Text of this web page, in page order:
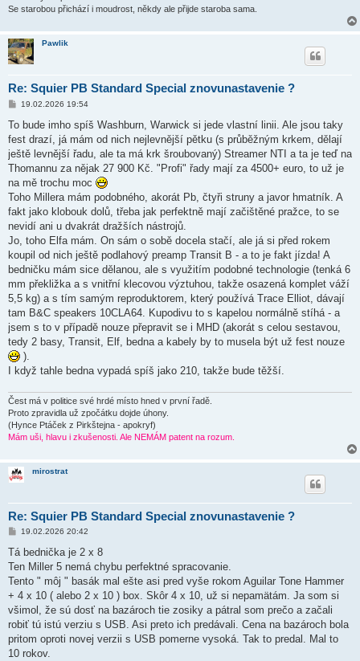
Se starobou přichází i moudrost, někdy ale přijde staroba sama.
Pawlik
Re: Squier PB Standard Special znovunastavenie ?
P
í
p
ě
e
k
19.02.2026 19:54
To bude imho spíš Washburn, Warwick si jede vlastní linii. Ale jsou taky
fest drazí, já mám od nich nejlevnější pětku (s průběžným krkem, dělají
ještě levnější řadu, ale ta má krk šroubovaný) Streamer NTI a ta je teď na
Thomannu za nějak 27 900 Kč. "Profi" řady mají za 4500+ euro, to už je
na mě trochu moc
Toho Millera mám podobného, akorát Pb, čtyři struny a javor hmatník. A
fakt jako klobouk dolů, třeba jak perfektně mají začištěné pražce, to se
nevidí ani u dvakrát dražších nástrojů.
Jo, toho Elfa mám. On sám o sobě docela stačí, ale já si před rokem
koupil od nich ještě podlahový preamp Transit B - a to je fakt jízda! A
bedničku mám sice dělanou, ale s využitím podobné technologie (tenká 6
mm překližka a s vnitřní klecovou výztuhou, takže osazená komplet váží
5,5 kg) a s tím samým reproduktorem, který používá Trace Elliot, dávají
tam B&C speakers 10CLA64. Kupodivu to s kapelou normálně stíhá - a
jsem s to v případě nouze přepravit se i MHD (akorát s celou sestavou,
tedy 2 basy, Transit, Elf, bedna a kabely by to musela být už fest nouze
).
I když tahle bedna vypadá spíš jako 210, takže bude těžší.
Čest má v politice své hrdé místo hned v první řadě.
Proto zpravidla už zpočátku dojde úhony.
(Hynce Ptáček z Pirkštejna - apokryf)
Mám uši, hlavu i zkušenosti. Ale NEMÁM patent na rozum.
mirostrat
Re: Squier PB Standard Special znovunastavenie ?
P
í
p
ě
e
k
19.02.2026 20:42
Tá bednička je 2 x 8
Ten Miller 5 nemá chybu perfektné spracovanie.
Tento " môj " basák mal ešte asi pred vyše rokom Aguilar Tone Hammer
+ 4 x 10 ( alebo 2 x 10 ) box. Skôr 4 x 10, už si nepamätám. Ja som si
všimol, že sú dosť na bazároch tie zosiky a pátral som prečo a začali
robiť tú istú verziu s USB. Asi preto ich predávali. Cena na bazároch bola
pritom oproti novej verzii s USB pomerne vysoká. Tak to predal. Mal to
10 rokov.